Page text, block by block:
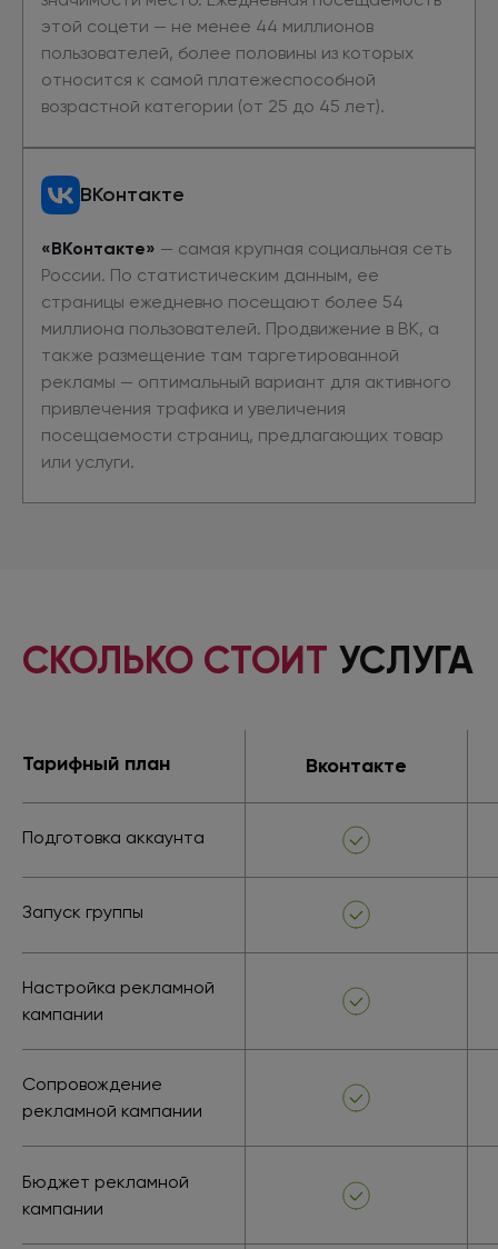
этой соцети — не менее 44 миллионов
пользователей, более половины из которых
относится к самой платежеспособной
возрастной категории (от 25 до 45 лет).
ВКонтакте
«ВКонтакте» — самая крупная социальная сеть
России. По статистическим данным, ее
страницы ежедневно посещают более 54
миллиона пользователей. Продвижение в ВК, а
также размещение там таргетированной
рекламы — оптимальный вариант для активного
привлечения трафика и увеличения
посещаемости страниц, предлагающих товар
или услуги.
СКОЛЬКО СТОИТ УСЛУГА
Тарифный план Вконтакте
Подготовка аккаунта
Запуск группы
Настройка рекламной
кампании
Сопровождение
рекламной кампании
Бюджет рекламной
кампании